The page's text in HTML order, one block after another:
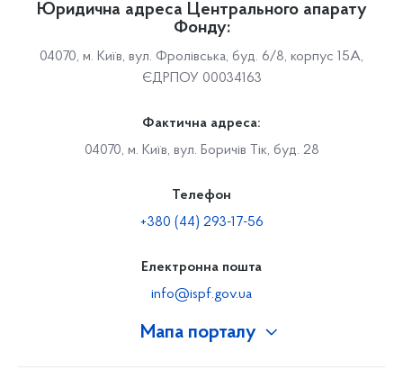
Мапа порталу
Юридична адреса Центрального апарату
Фонду:
04070, м. Київ, вул. Фролівська, буд. 6/8, корпус 15А,
ЄДРПОУ 00034163
Фактична адреса:
04070, м. Київ, вул. Боричів Тік, буд. 28
Телефон
+380 (44) 293-17-56
Електронна пошта
info@ispf.gov.ua